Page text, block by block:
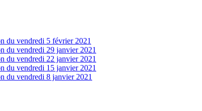
du vendredi 5 février 2021
du vendredi 29 janvier 2021
du vendredi 22 janvier 2021
du vendredi 15 janvier 2021
du vendredi 8 janvier 2021